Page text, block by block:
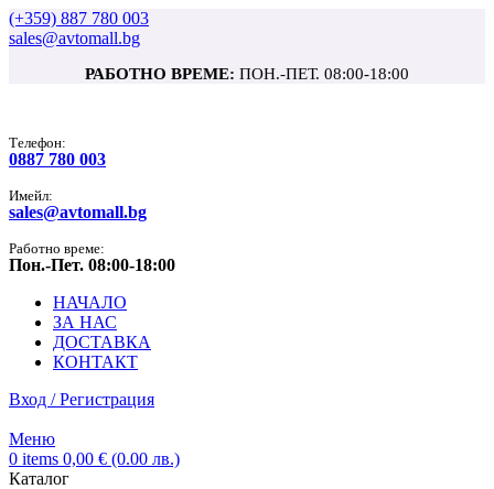
(+359) 887 780 003
sales@avtomall.bg
РАБОТНО ВРЕМЕ: ПОН.-ПЕТ. 08:00-18:00
Tелефон:
0887 780 003
Имейл:
sales@avtomall.bg
Работно време:
Пон.-Пет. 08:00-18:00
НАЧАЛО
ЗА НАС
ДОСТАВКА
КОНТАКТ
Вход / Регистрация
Меню
0 items 0,00 € (0.00 лв.)
Каталог